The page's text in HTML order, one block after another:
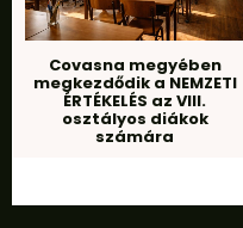
Covasna megyében
megkezdődik a NEMZETI
ÉRTÉKELÉS az VIII.
osztályos diákok
számára